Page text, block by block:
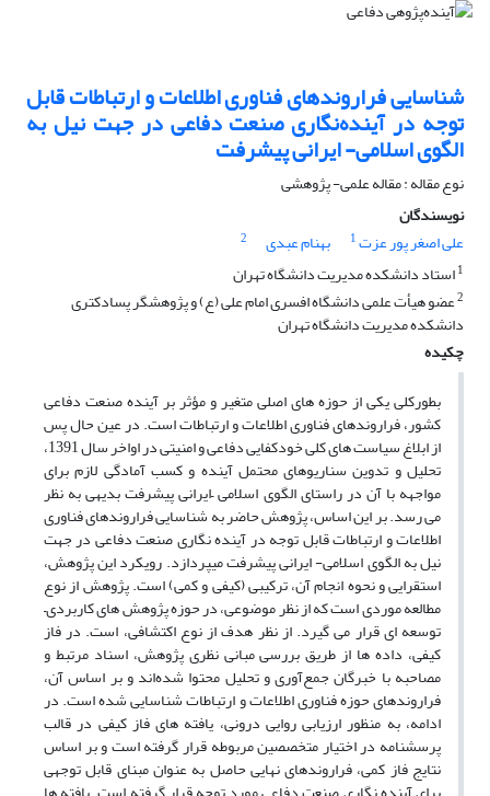
شناسایی فراروندهای فناوری اطلاعات و ارتباطات قابل
توجه در آینده‌نگاری صنعت دفاعی در جهت نیل به
الگوی اسلامی- ایرانی پیشرفت
نوع مقاله : مقاله علمی- پژوهشی
نویسندگان
علی اصغر پور عزت1 بهنام عبدی
2
1استاد دانشکده مدیریت دانشگاه تهران
2عضو هیأت علمی دانشگاه افسری امام علی (ع) و پژوهشگر پسادکتری
دانشکده مدیریت دانشگاه تهران
چکیده
بطورکلی یکی از حوزه ­های اصلی متغیر و مؤثر بر آینده صنعت دفاعی
کشور، فراروندهای فناوری اطلاعات و ارتباطات است. در عین حال پس
از ابلاغ سیاست­ های کلی خودکفایی دفاعی و امنیتی در اواخر سال 1391،
تحلیل و تدوین سناریوهای محتمل آینده و کسب آمادگی لازم برای
مواجهه با آن در راستای الگوی اسلامی –ایرانی پیشرفت بدیهی به نظر
می­ رسد. بر این اساس، پژوهش حاضر به شناسایی فراروندهای فناوری
اطلاعات و ارتباطات قابل توجه در آینده ­نگاری صنعت دفاعی در جهت
نیل به الگوی اسلامی- ایرانی پیشرفت می­پردازد. رویکرد این پژوهش،
استقرایی و نحوه انجام آن، ترکیبی (کیفی و کمی) است. پژوهش از نوع
مطالعه موردی است که از نظر موضوعی، در حوزه پژوهش­ های کاربردی–
توسعه ­ای قرار می­ گیرد. از نظر هدف از نوع اکتشافی، است. در فاز
کیفی، داده­ ها از طریق بررسی مبانی نظری پژوهش، اسناد مرتبط و
مصاحبه با خبرگان جمع‌آوری و تحلیل محتوا شده‌اند و بر اساس آن،
فراروندهای حوزه فناوری اطلاعات و ارتباطات شناسایی شده است. در
ادامه، به منظور ارزیابی روایی درونی، یافته‌ های فاز کیفی در قالب
پرسشنامه در اختیار متخصصین مربوطه قرار گرفته است و بر اساس
نتایج فاز کمی، فراروندهای نهایی حاصل به عنوان مبنای قابل توجهی